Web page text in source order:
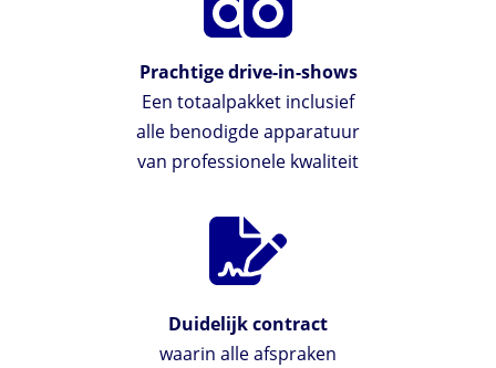
Prachtige drive-in-shows
Een totaalpakket inclusief
alle benodigde apparatuur
van professionele kwaliteit
Duidelijk contract
waarin alle afspraken